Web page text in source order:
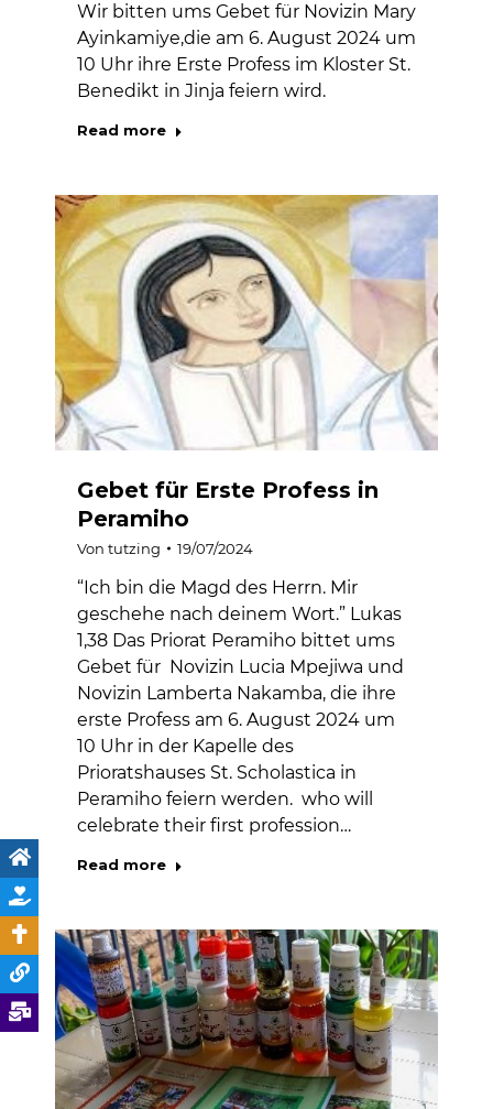
Wir bitten ums Gebet für Novizin Mary
Ayinkamiye,die am 6. August 2024 um
10 Uhr ihre Erste Profess im Kloster St.
Benedikt in Jinja feiern wird.
Read more
Gebet für Erste Profess in
Peramiho
Von tutzing 19/07/2024
“Ich bin die Magd des Herrn. Mir
geschehe nach deinem Wort.” Lukas
1,38 Das Priorat Peramiho bittet ums
Gebet für Novizin Lucia Mpejiwa und
Novizin Lamberta Nakamba, die ihre
erste Profess am 6. August 2024 um
10 Uhr in der Kapelle des
Prioratshauses St. Scholastica in
Peramiho feiern werden. who will
celebrate their first profession…
Read more